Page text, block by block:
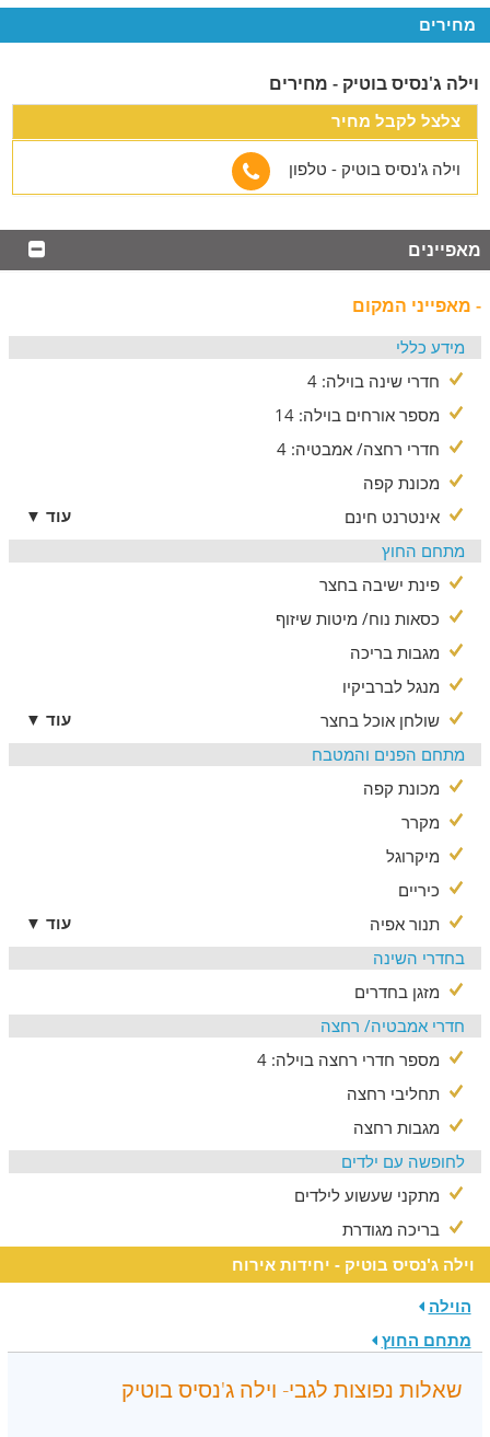
שולחנות סנוקר ופינג פונג
עמדת מנגל גז מאובזרת
כיף ועוד
מקבלים שוברי חופשה של מילואים
קיימת אופציה להוספת מזרנים נוספים
ביאום מראש ובתוסת תשלום ניתן להזמין עוגת יום הולדת,
התאמות לציבור הדתי: פלטת שבת, מיחם מים חמים, שעוני
שבת, מיטות יהודיות כשרות, בית כנסת במרחק הליכה
מחירים
וילה ג'נסיס בוטיק - מחירים
צלצל לקבל מחיר
וילה ג'נסיס בוטיק - טלפון
מאפיינים
- מאפייני המקום
מידע כללי
חדרי שינה בוילה: 4
מספר אורחים בוילה: 14
חדרי רחצה/ אמבטיה: 4
מכונת קפה
אינטרנט חינם
עוד ▼
מתחם החוץ
פינת ישיבה בחצר
כסאות נוח/ מיטות שיזוף
מגבות בריכה
מנגל לברביקיו
שולחן אוכל בחצר
עוד ▼
מתחם הפנים והמטבח
מכונת קפה
מקרר
מיקרוגל
כיריים
תנור אפיה
עוד ▼
בחדרי השינה
מזגן בחדרים
חדרי אמבטיה/ רחצה
מספר חדרי רחצה בוילה: 4
תחליבי רחצה
מגבות רחצה
לחופשה עם ילדים
מתקני שעשוע לילדים
בריכה מגודרת
וילה ג'נסיס בוטיק - יחידות אירוח
הוילה
מתחם החוץ
שאלות נפוצות לגבי- וילה ג'נסיס בוטיק